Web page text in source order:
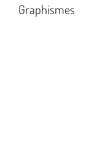
Graphismes